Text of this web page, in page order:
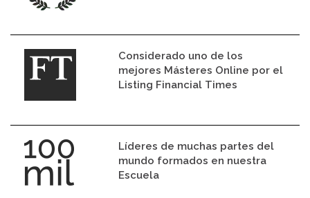
Considerado uno de los
mejores Másteres Online por el
Listing Financial Times
Líderes de muchas partes del
mundo formados en nuestra
Escuela